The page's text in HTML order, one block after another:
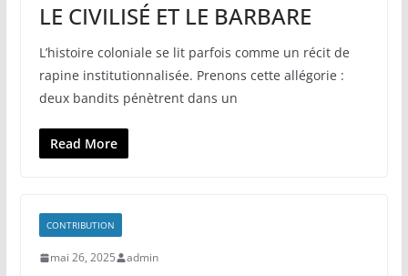
LE CIVILISÉ ET LE BARBARE
L’histoire coloniale se lit parfois comme un récit de
rapine institutionnalisée. Prenons cette allégorie :
deux bandits pénètrent dans un
Read More
CONTRIBUTION
mai 26, 2025 admin